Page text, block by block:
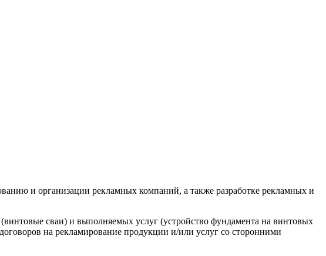
и организации рекламных компаний, а также разработке рекламных и
сваи) и выполняемых услуг (устройство фундамента на винтовых
на рекламирование продукции и/или услуг со сторонними